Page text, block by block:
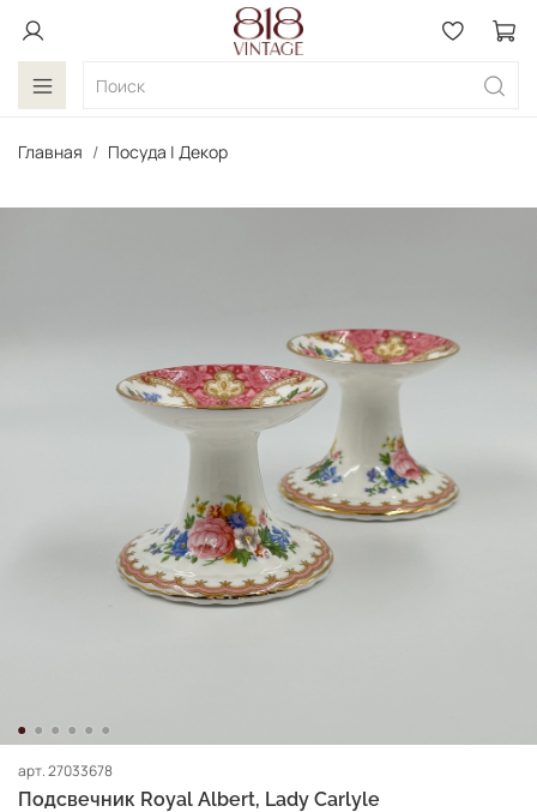
Главная Посуда | Декор
арт.27033678
Подсвечник Royal Albert, Lady Carlyle